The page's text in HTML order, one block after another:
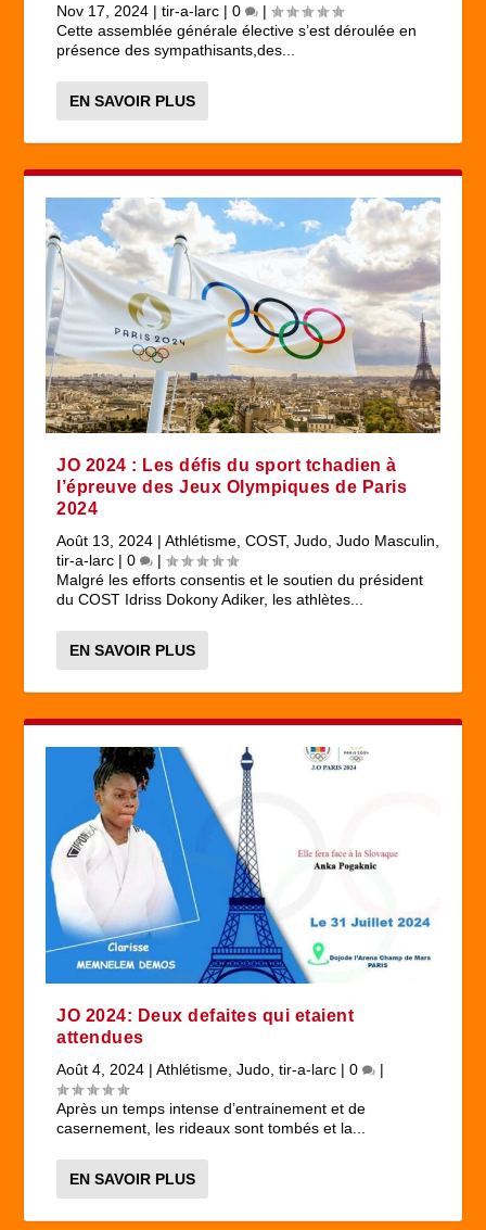
Nov 17, 2024 |tir-a-larc |0
|
Cette assemblée générale élective s’est déroulée en
présence des sympathisants,des...
EN SAVOIR PLUS
JO 2024 : Les défis du sport tchadien à
l’épreuve des Jeux Olympiques de Paris
2024
Août 13, 2024 |Athlétisme,COST,Judo,Judo Masculin,
tir-a-larc |0
|
Malgré les efforts consentis et le soutien du président
du COST Idriss Dokony Adiker, les athlètes...
EN SAVOIR PLUS
JO 2024: Deux defaites qui etaient
attendues
Août 4, 2024 |Athlétisme ,Judo ,tir-a-larc |0 |
Après un temps intense d’entrainement et de
casernement, les rideaux sont tombés et la...
EN SAVOIR PLUS